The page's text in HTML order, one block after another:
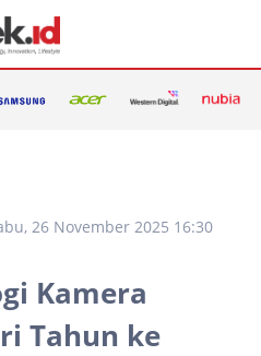
26 November 2025 16:30
Kamera
Tahun ke